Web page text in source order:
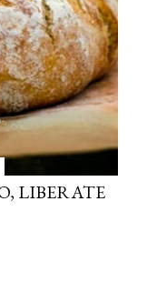
LIBERATE